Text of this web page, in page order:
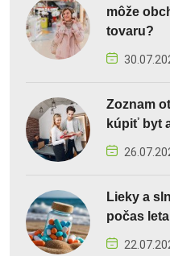
môže
tovaru?
Zoznam
kúpiť byt
Lieky a
počas leta